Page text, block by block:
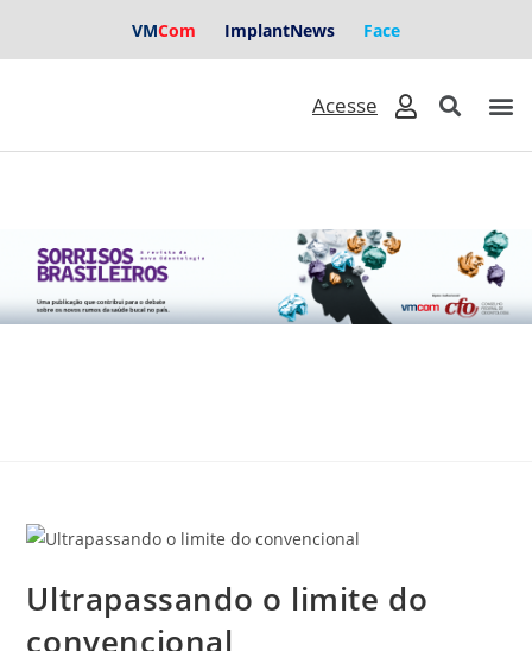
VMCom ImplantNews Face
Ultrapassando o limite do
convencional